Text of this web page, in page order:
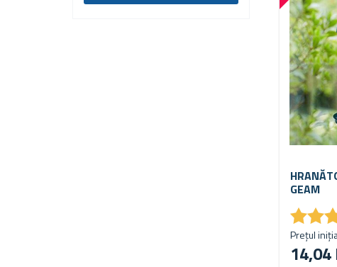
GEAM
★★
★★
Prețul
14,04